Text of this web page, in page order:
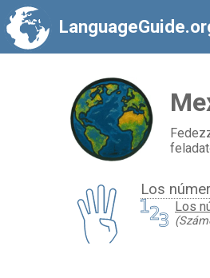
Los
Los